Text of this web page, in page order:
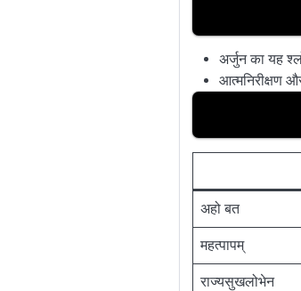
अर्जुन का यह
आत्मनिरीक्षण
अहो बत
महत्पापम्
राज्यसुखलोभेन